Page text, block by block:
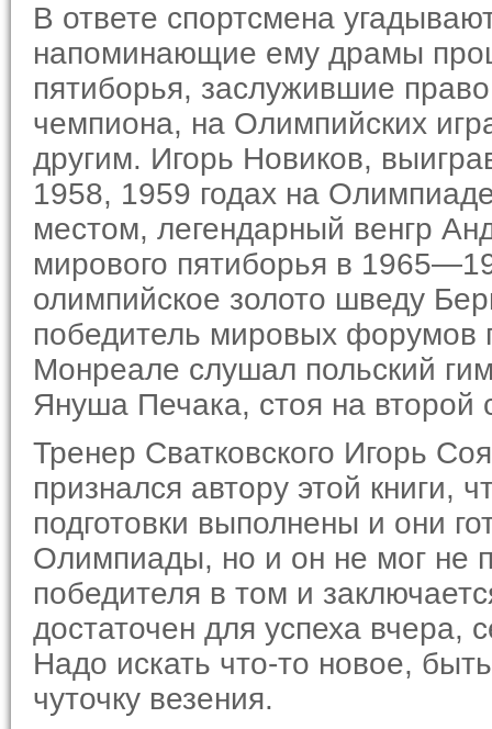
В ответе спортсмена
напоминающие ему драмы
пятиборья, заслужившие
чемпиона, на Олимпийских
другим. Игорь Новиков,
1958, 1959 го­дах на
местом, легендарный венгр
мирового пятиборья в
олимпийское золото шведу
победитель мировых форумов
Монреале слушал польский
Януша Печака, стоя на второй
Тренер Сватковского Игорь
признался автору этой книги,
подготовки выполнены и они
Олимпиады, но и он не мог не
победителя в том и
достаточен для успеха вчера,
Надо искать что-то новое,
чуточку везения.